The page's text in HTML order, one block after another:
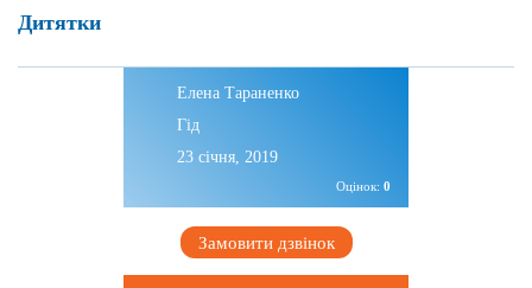
Дитятки
Елена Тараненко
Гід
23 січня, 2019
Оцінок: 0
Замовити дзвінок